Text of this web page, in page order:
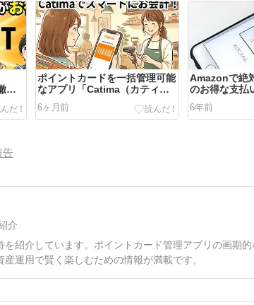
底
ポイントカードを一括管理可能
なアプリ「Catima（カティ
マ）」を徹底レビュー！
6ヶ月前
Amazonで絶
のお得な支払
6年前
告
介
紹介しています。ポイントカード管理アプリの画期
運用で賢く楽しむための情報が満載です。